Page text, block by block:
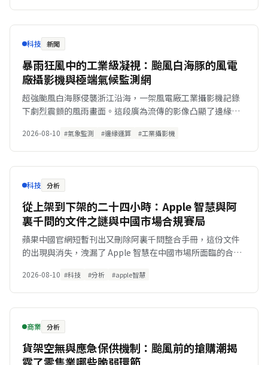
科技 新聞
暴雨狂風中的工業級凝視：颱風白海豚的風電
廠攝影機與極端氣候監測網
超強颱風白海豚侵襲浙江沿海，一架風電廠工業攝影機記錄
下劇烈震顫的風雨畫面。這段廣為流傳的影像凸顯了邊緣裝
2026-08-10 #氣象監測 #邊緣運算 #工業攝影機
科技 分析
從上架到下架的二十四小時：Apple 智慧與阿
裏千問的文件之謎與中國市場合規賽局
蘋果中國官網短暫刊出又刪除阿裏千問整合手冊，這份文件
的出現與消失，洩漏了 Apple 智慧在中國市場所面臨的合規
2026-08-10 #科技 #分析 #apple智慧
商業 分析
貨架空無與應急保供機制：颱風前的搶購潮揭